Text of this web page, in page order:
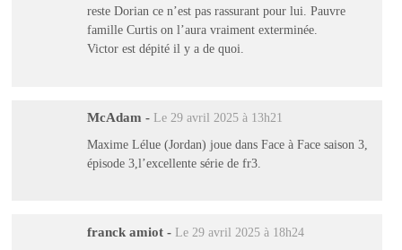
reste Dorian ce n’est pas rassurant pour lui. Pauvre
famille Curtis on l’aura vraiment exterminée.
Victor est dépité il y a de quoi.
McAdam - Le 29 avril 2025 à 13h21
Maxime Lélue (Jordan) joue dans Face à Face saison 3,
épisode 3,l’excellente série de fr3.
franck amiot - Le 29 avril 2025 à 18h24